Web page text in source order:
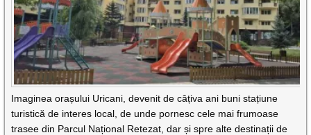
Imaginea orașului Uricani, devenit de câțiva ani buni stațiune
turistică de interes local, de unde pornesc cele mai frumoase
trasee din Parcul Național Retezat, dar și spre alte destinații de